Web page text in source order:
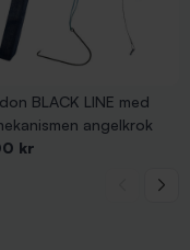
BLACK LINE med
angelkrok
kr